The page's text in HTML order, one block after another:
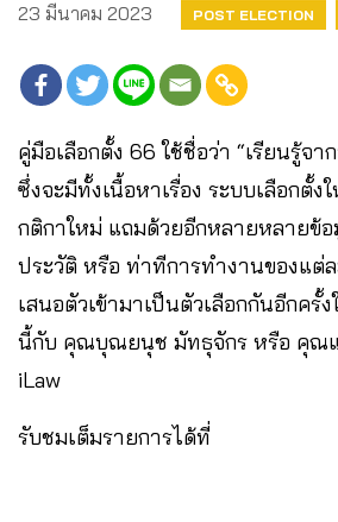
23 มีนาคม 2023 POST ELECTION
คู่มือเลือกตั้ง 66 ใช้ชื่อว่า “เรียนรู้จา
ซึ่งจะมีทั้งเนื้อหาเรื่อง ระบบเลือกตั้ง
กติกาใหม่ แถมด้วยอีกหลายหลายข้อ
ประวัติ หรือ ท่าทีการทำงานของแต่
เสนอตัวเข้ามาเป็นตัวเลือกกันอีกครั้
นี้กับ คุณบุณยนุช มัทธุจักร หรือ คุณ
iLaw
รับชมเต็มรายการได้ที่